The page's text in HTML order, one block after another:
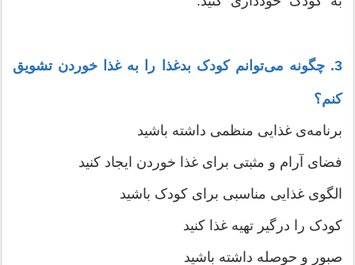
3. چگونه می‌توانم کودک بدغذا را به غذا خوردن تشویق
کنم؟
برنامه‌ی غذایی منظمی داشته باشید
فضای آرام و مثبتی برای غذا خوردن ایجاد کنید
الگوی غذایی مناسبی برای کودک باشید
کودک را درگیر تهیه غذا کنید
صبور و حوصله داشته باشید